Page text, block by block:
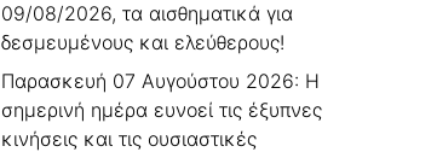
09/08/2026, τα αισθηματικά για
δεσμευμένους και ελεύθερους!
Παρασκευή 07 Αυγούστου 2026: Η
σημερινή ημέρα ευνοεί τις έξυπνες
κινήσεις και τις ουσιαστικές